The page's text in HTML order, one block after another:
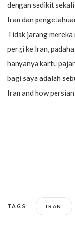
dengan sedikit
Iran dan
Tidak jarang
pergi ke Iran,
hanyanya kartu
bagi saya adalah
Iran and how
TAGS IRAN